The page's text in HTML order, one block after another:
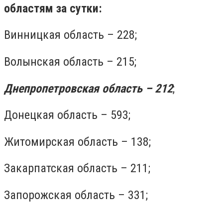
областям за сутки:
Винницкая область – 228;
Волынская область – 215;
Днепропетровская область – 212;
Донецкая область – 593;
Житомирская область – 138;
Закарпатская область – 211;
Запорожская область – 331;